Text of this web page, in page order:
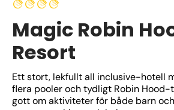
Magic Robin
Resort
Ett stort, lekfullt all inclusive-hotell
flera pooler och tydligt Robin Hood-
gott om aktiviteter för både barn